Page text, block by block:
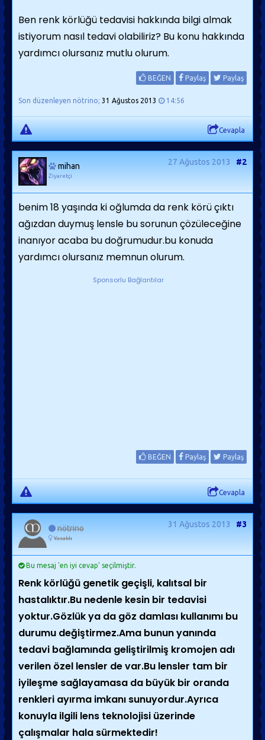
Ben renk körlüğü tedavisi hakkında bilgi almak
istiyorum nasıl tedavi olabiliriz? Bu konu hakkında
yardımcı olursanız mutlu olurum.
BEĞEN Paylaş Paylaş
Son düzenleyen nötrino; 31 Ağustos 2013 14:56
Cevapla
mihan
Ziyaretçi
27 Ağustos 2013 #2
benim 18 yaşında ki oğlumda da renk körü çıktı
ağızdan duymuş lensle bu sorunun çözüleceğine
inanıyor acaba bu doğrumudur.bu konuda
yardımcı olursanız memnun olurum.
Sponsorlu Bağlantılar
BEĞEN Paylaş Paylaş
Cevapla
nötrino
Yasaklı
31 Ağustos 2013 #3
Bu mesaj 'en iyi cevap' seçilmiştir.
Renk körlüğü genetik geçişli, kalıtsal bir
hastalıktır.Bu nedenle kesin bir tedavisi
yoktur.Gözlük ya da göz damlası kullanımı bu
durumu değiştirmez.Ama bunun yanında
tedavi bağlamında geliştirilmiş kromojen adı
verilen özel lensler de var.Bu lensler tam bir
iyileşme sağlayamasa da büyük bir oranda
renkleri ayırma imkanı sunuyordur.Ayrıca
konuyla ilgili lens teknolojisi üzerinde
çalışmalar hala sürmektedir!